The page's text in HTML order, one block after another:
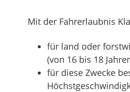
Mit der Fahrerlaubnis
für land oder
(von 16 bis 18
für diese Zwecke